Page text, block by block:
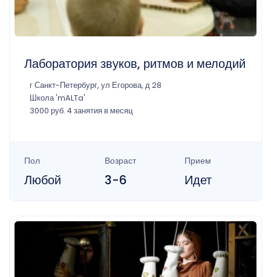
Лаборатория звуков, ритмов и мелодий
г Санкт-Петербург, ул Егорова, д 28
Школа 'mALTa'
3000 руб. 4 занятия в месяц
Пол
Любой
Возраст
3-6
Прием
Идет